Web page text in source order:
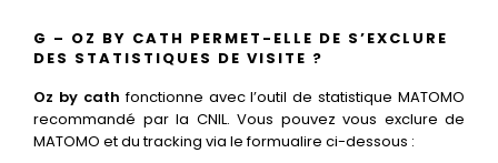
G – OZ BY CATH PERMET-ELLE DE S’EXCLURE
DES STATISTIQUES DE VISITE ?
Oz by cathfonctionne avec l’outil de statistique MATOMO
recommandé par la CNIL. Vous pouvez vous exclure de
MATOMO et du tracking via le formualire ci-dessous :